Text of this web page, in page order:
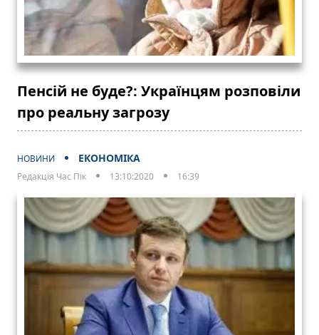
Пенсій не буде?: Українцям розповіли
про реальну загрозу
НОВИНИ ЕКОНОМІКА
Редакція Час Пік 13:10:2020 16:39